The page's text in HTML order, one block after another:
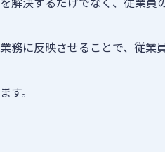
務に反映させることで、従業
す。